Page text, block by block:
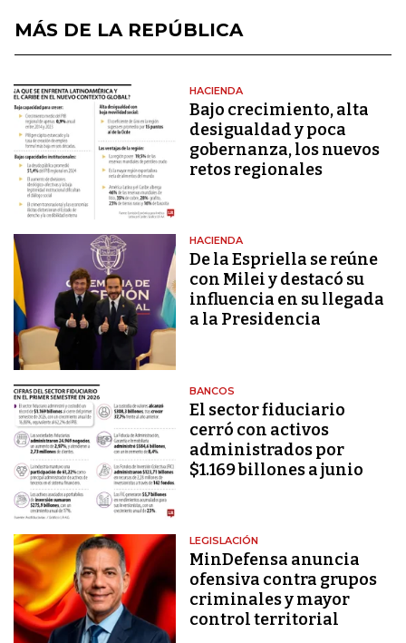
MÁS DE LA REPÚBLICA
HACIENDA
Bajo crecimiento, alta
desigualdad y poca
gobernanza, los nuevos
retos regionales
HACIENDA
De la Espriella se reúne
con Milei y destacó su
influencia en su llegada
a la Presidencia
BANCOS
El sector fiduciario
cerró con activos
administrados por
$1.169 billones a junio
LEGISLACIÓN
MinDefensa anuncia
ofensiva contra grupos
criminales y mayor
control territorial